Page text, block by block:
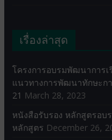
เรื่องล่าสุด
โครงการอบรมพัฒนาการ
แนวทางการพัฒนาทักษะก
21 March 28, 2023
หนังสือรับรอง หลักสูตรอบ
หลักสูตร December 26,